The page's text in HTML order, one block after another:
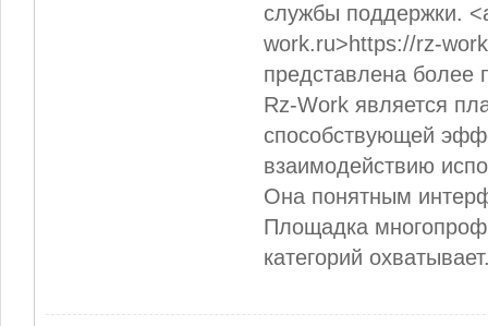
службы поддержки.
work.ru>https://rz-
представлена
Rz-Work является
способствующей
взаимодействию
Она понятным
Площадка
категорий